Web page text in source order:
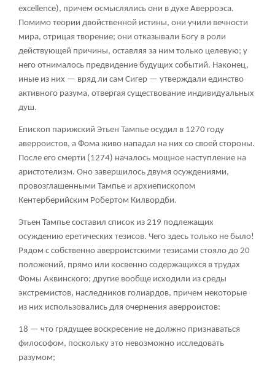
excellence), причем осмыслялись они в духе Аверроэса.
Помимо теории двойственной истины, они учили вечности
мира, отрицая творение; они отказывали Богу в роли
действующей причины, оставляя за ним только целевую; у
него отнималось предвидение будущих событий. Наконец,
иные из них — вряд ли сам Сигер — утверждали единство
активного разума, отвергая существование индивидуальных
душ.
Епископ парижский Этьен Тампье осудил в 1270 году
аверроистов, а Фома живо нападал на них со своей стороны.
После его смерти (1274) началось мощное наступление на
аристотелизм. Оно завершилось двумя осуждениями,
провозглашенными Тампье и архиепископом
Кентерберийским Робертом Килвордби.
Этьен Тампье составил список из 219 подлежащих
осуждению еретических тезисов. Чего здесь только не было!
Рядом с собственно аверроистскими тезисами стояло до 20
положений, прямо или косвенно содержащихся в трудах
Фомы Аквинского; другие вообще исходили из среды
экстремистов, наследников голиардов, причем некоторые
из них использовались для очернения аверроистов:
18 — что грядущее воскресение не должно признаваться
философом, поскольку это невозможно исследовать
разумом;